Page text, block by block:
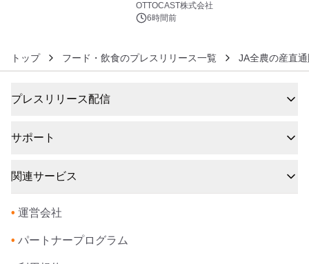
OTTOCAST株式会社
6時間前
トップ フード・飲食のプレスリリース一覧 JA全農の産直
プレスリリース配信
サポート
関連サービス
• 運営会社
• パートナープログラム